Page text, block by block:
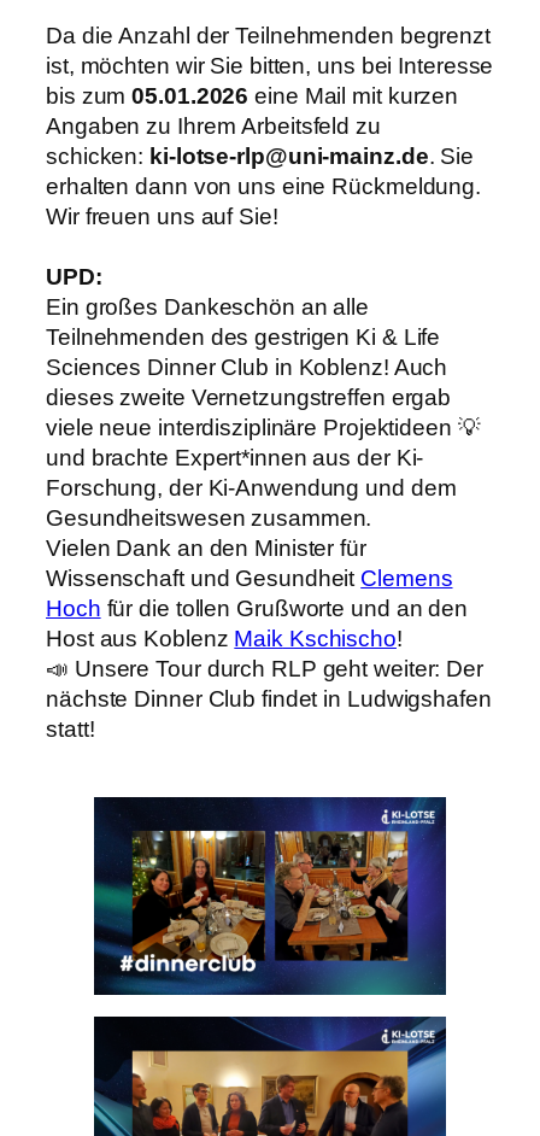
Da die Anzahl der Teilnehmenden begrenzt
ist, möchten wir Sie bitten, uns bei Interesse
bis zum05.01.2026 eine Mail mit kurzen
Angaben zu Ihrem Arbeitsfeld zu
schicken: ki-lotse-rlp@uni-mainz.de. Sie
erhalten dann von uns eine Rückmeldung.
Wir freuen uns auf Sie!
UPD:
Ein großes Dankeschön an alle
Teilnehmenden des gestrigen Ki & Life
Sciences Dinner Club in Koblenz! Auch
dieses zweite Vernetzungstreffen ergab
viele neue interdisziplinäre Projektideen 💡
und brachte Expert*innen aus der Ki-
Forschung, der Ki-Anwendung und dem
Gesundheitswesen zusammen.
Vielen Dank an den Minister für
Wissenschaft und Gesundheit Clemens
Hoch für die tollen Grußworte und an den
Host aus Koblenz Maik Kschischo!
📣 Unsere Tour durch RLP geht weiter: Der
nächste Dinner Club findet in Ludwigshafen
statt!